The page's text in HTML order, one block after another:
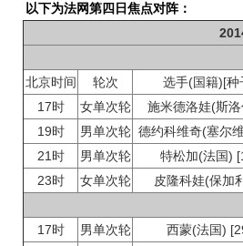
以下为法网第四日焦点对阵：
北京时间
轮次 选手(国籍)[种
17时
女单次轮 施米德洛娃(斯
19时
男单次轮 德约科维奇(塞尔
21时
男单次轮 特松加(法国)
23时
女单次轮 皮隆科娃(保加
17时
男单次轮 西蒙(法国)